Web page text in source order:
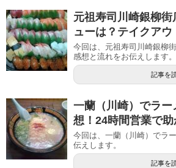
元祖寿司川崎銀柳
ューは？テイクア
今回は、元祖寿司川崎銀柳
感想と流れをお伝えします。
記事を
一蘭（川崎）でラ
想！24時間営業で助
今回は、一蘭（川崎）でラ
伝えします。
記事を